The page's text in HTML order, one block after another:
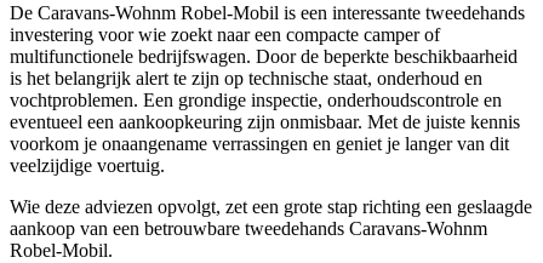
De Caravans-Wohnm Robel-Mobil is een interessante tweedehands
investering voor wie zoekt naar een compacte camper of
multifunctionele bedrijfswagen. Door de beperkte beschikbaarheid
is het belangrijk alert te zijn op technische staat, onderhoud en
vochtproblemen. Een grondige inspectie, onderhoudscontrole en
eventueel een aankoopkeuring zijn onmisbaar. Met de juiste kennis
voorkom je onaangename verrassingen en geniet je langer van dit
veelzijdige voertuig.
Wie deze adviezen opvolgt, zet een grote stap richting een geslaagde
aankoop van een betrouwbare tweedehands Caravans-Wohnm
Robel-Mobil.